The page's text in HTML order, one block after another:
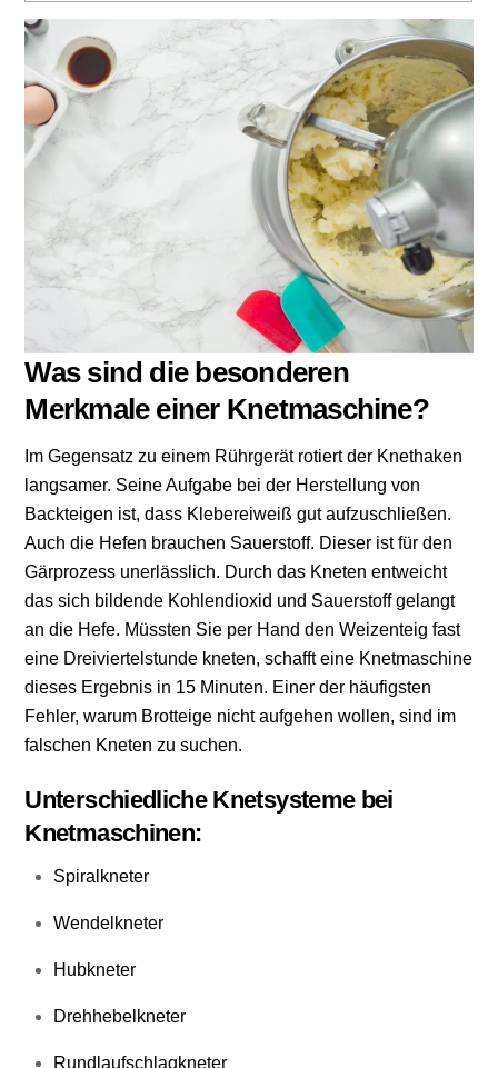
Was sind die besonderen
Merkmale einer Knetmaschine?
Im Gegensatz zu einem Rührgerätrotiert der Knethaken
langsamer. Seine Aufgabe bei der Herstellung von
Backteigen ist, dass Klebereiweiß gut aufzuschließen.
Auch die Hefen brauchen Sauerstoff. Dieser ist für den
Gärprozess unerlässlich. Durch das Kneten entweicht
das sich bildende Kohlendioxid und Sauerstoff gelangt
an die Hefe. Müssten Sie per Hand den Weizenteig fast
eine Dreiviertelstunde kneten, schafft eine Knetmaschine
dieses Ergebnis in 15 Minuten. Einer der häufigsten
Fehler, warum Brotteige nicht aufgehen wollen, sind im
falschen Kneten zu suchen.
Unterschiedliche Knetsysteme bei
Knetmaschinen:
Spiralkneter
Wendelkneter
Hubkneter
Drehhebelkneter
Rundlaufschlagkneter